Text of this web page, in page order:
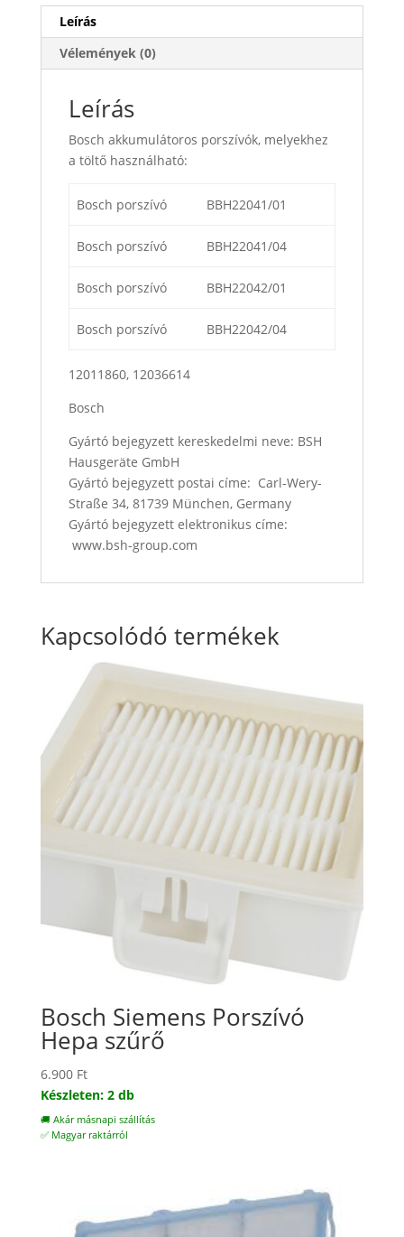
Leírás
Vélemények (0)
Leírás
Bosch akkumulátoros porszívók, melyekhez
a töltő használható:
Bosch porszívó BBH22041/01
Bosch porszívó BBH22041/04
Bosch porszívó BBH22042/01
Bosch porszívó BBH22042/04
12011860, 12036614
Bosch
Gyártó bejegyzett kereskedelmi neve: BSH
Hausgeräte GmbH
Gyártó bejegyzett postai címe: Carl-Wery-
Straße 34, 81739 München, Germany
Gyártó bejegyzett elektronikus címe:
www.bsh-group.com
Kapcsolódó termékek
Bosch Siemens Porszívó
Hepa szűrő
6.900 Ft
Készleten: 2 db
🚚 Akár másnapi szállítás
✅ Magyar raktárról